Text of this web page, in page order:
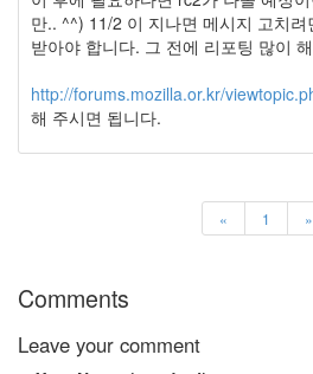
만.. ^^) 11/2 이 지나면 메시지 고치
받아야 합니다. 그 전에 리포팅 많이
http://forums.mozilla.or.kr/
해 주시면 됩니다.
« 1 »
Comments
Leave your comment